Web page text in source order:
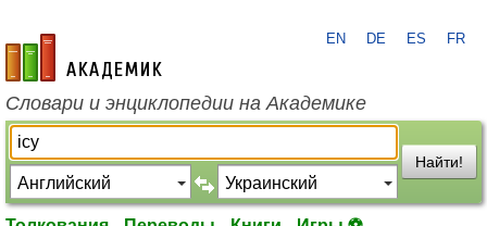
academic.ru
EN DE ES FR
Словари и энциклопедии на Академике
Найти!